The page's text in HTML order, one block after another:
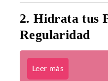
2. Hidrata tus
Regularidad
Leer más